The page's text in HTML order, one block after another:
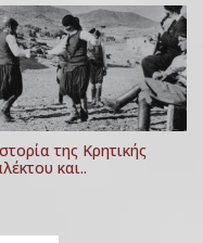
της Κρητικής
και..